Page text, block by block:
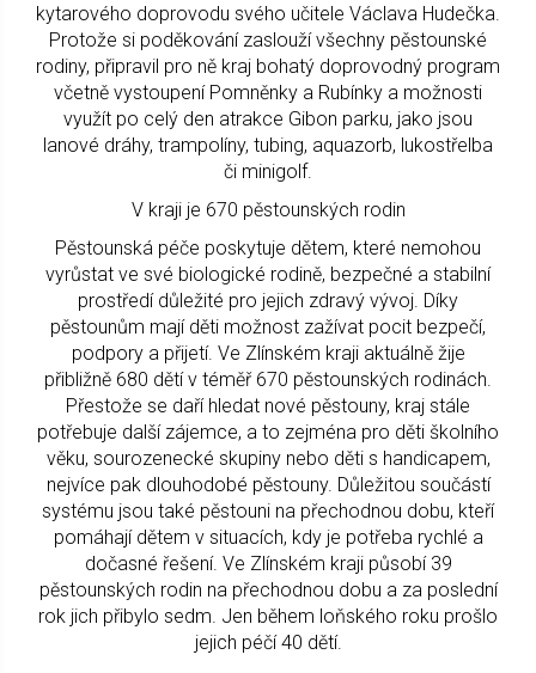
kytarového doprovodu svého učitele Václava Hudečka.
Protože si poděkování zaslouží všechny pěstounské
rodiny, připravil pro ně kraj bohatý doprovodný program
včetně vystoupení Pomněnky a Rubínky a možnosti
využít po celý den atrakce Gibon parku, jako jsou
lanové dráhy, trampolíny, tubing, aquazorb, lukostřelba
či minigolf.
V kraji je 670 pěstounských rodin
Pěstounská péče poskytuje dětem, které nemohou
vyrůstat ve své biologické rodině, bezpečné a stabilní
prostředí důležité pro jejich zdravý vývoj. Díky
pěstounům mají děti možnost zažívat pocit bezpečí,
podpory a přijetí. Ve Zlínském kraji aktuálně žije
přibližně 680 dětí v téměř 670 pěstounských rodinách.
Přestože se daří hledat nové pěstouny, kraj stále
potřebuje další zájemce, a to zejména pro děti školního
věku, sourozenecké skupiny nebo děti s handicapem,
nejvíce pak dlouhodobé pěstouny. Důležitou součástí
systému jsou také pěstouni na přechodnou dobu, kteří
pomáhají dětem v situacích, kdy je potřeba rychlé a
dočasné řešení. Ve Zlínském kraji působí 39
pěstounských rodin na přechodnou dobu a za poslední
rok jich přibylo sedm. Jen během loňského roku prošlo
jejich péčí 40 dětí.